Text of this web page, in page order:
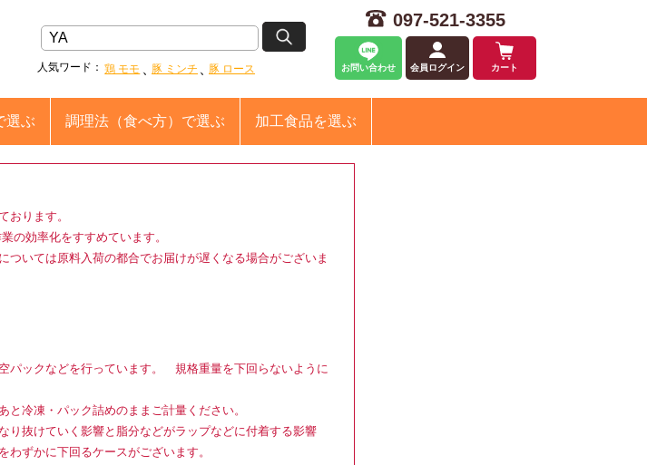
097-521-3355
お問い合わせ 会員ログイン カート
人気ワード： 鶏 モモ 豚 ミンチ 豚 ロース
選ぶ 調理法 （食べ方）で選ぶ 加工食品を選ぶ
おります。
の効率化をすすめています。
ついては原料入荷の都合でお届けが遅くなる場合がございま
パックなどを行っています。 規格重量を下回らないように
冷凍・パック詰めのままご計量ください。
り抜けていく影響と脂分などがラップなどに付着する影響
ずかに下回るケースがございます。